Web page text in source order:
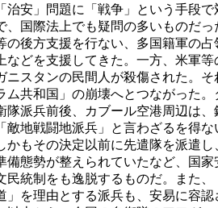
「治安」問題に「戦争」という手段
、国際法上でも疑問の多いものだ
の後方支援を行ない、多国籍軍の
上などを支援してきた。一方、米軍
ニスタンの民間人が殺傷された。
ム共和国」の崩壊へとつながった
隊派兵前後、カブール空港周辺は
「敵地戦闘地派兵」と言わざるを得
かもその決定以前に先遣隊を派遣
備態勢が整えられていたなど、国
民統制をも逸脱するものだ。また
」を理由とする派兵も、安易に容